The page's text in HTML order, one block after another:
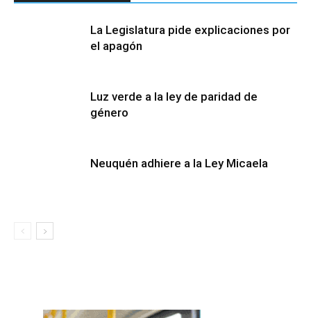
La Legislatura pide explicaciones por
el apagón
Luz verde a la ley de paridad de
género
Neuquén adhiere a la Ley Micaela